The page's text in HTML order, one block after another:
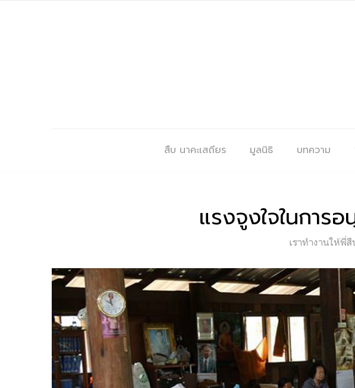
สืบ นาคะเสถียร มูลนิธิ บทความ
แรงจูงใจในการ
Categories:
เราทำงานให้พี่สื